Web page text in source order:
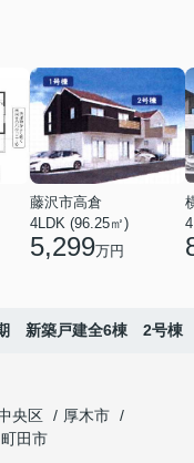
藤沢市高倉
4LDK (96.25㎡)
5,299万円
新築戸建全6棟 2号棟
央区
厚木市
町田市